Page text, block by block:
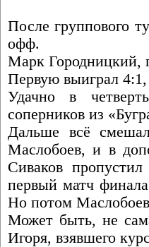
После группового
офф.
Марк Городницкий,
Первую выиграл
Удачно в
соперников из
Дальше всё
Маслобоев, и в
Сиваков
первый матч
Но потом
Может быть, не
Игоря, взявшего